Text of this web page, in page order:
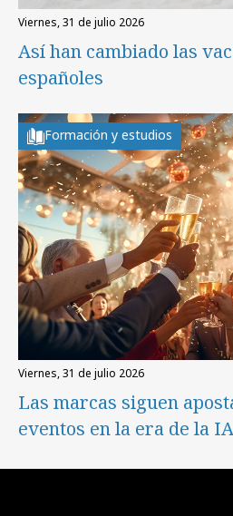
viernes, 31 de julio 2026
Así han cambiado las
españoles
Formación y estudios
viernes, 31 de julio 2026
Las marcas siguen
eventos en la era de la IA